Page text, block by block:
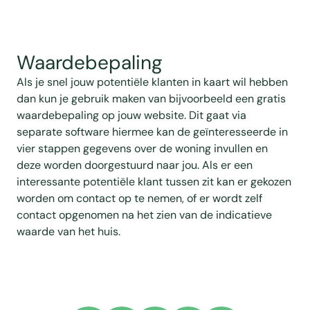
Waardebepaling
Als je snel jouw potentiële klanten in kaart wil hebben
dan kun je gebruik maken van bijvoorbeeld een gratis
waardebepaling op jouw website. Dit gaat via
separate software hiermee kan de geïnteresseerde in
vier stappen gegevens over de woning invullen en
deze worden doorgestuurd naar jou. Als er een
interessante potentiële klant tussen zit kan er gekozen
worden om contact op te nemen, of er wordt zelf
contact opgenomen na het zien van de indicatieve
waarde van het huis.